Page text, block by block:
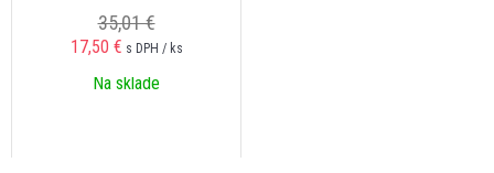
35,01 €
17,50 € s DPH / ks
Na sklade